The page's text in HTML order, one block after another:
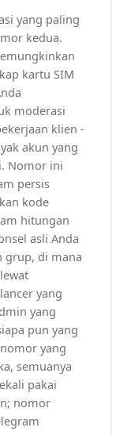
yang paling
kedua.
kartu SIM
moderasi
klien -
akun yang
Nomor ini
persis
kode
hitungan
asli Anda
grup, di mana
yang
yang
pun yang
yang
semuanya
pakai
nomor